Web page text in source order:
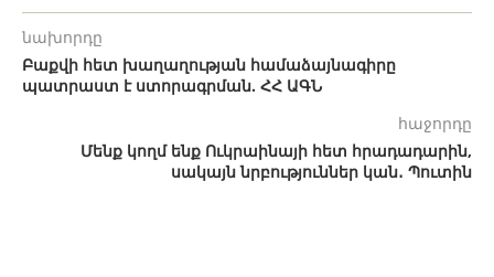
նախորդը
Բաքվի հետ խաղաղության համաձայնագիրը
պատրաստ է ստորագրման. ՀՀ ԱԳՆ
հաջորդը
Մենք կողմ ենք Ուկրաինայի հետ հրադադարին,
սակայն նրբություններ կան․ Պուտին